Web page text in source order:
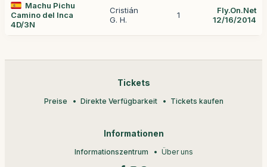
Machu Pichu
Camino del Inca
4D/3N
Cristián
G. H.
1
Fly.On.Net
12/16/2014
Tickets
Preise Direkte Verfügbarkeit Tickets kaufen
Informationen
Informationszentrum Über uns